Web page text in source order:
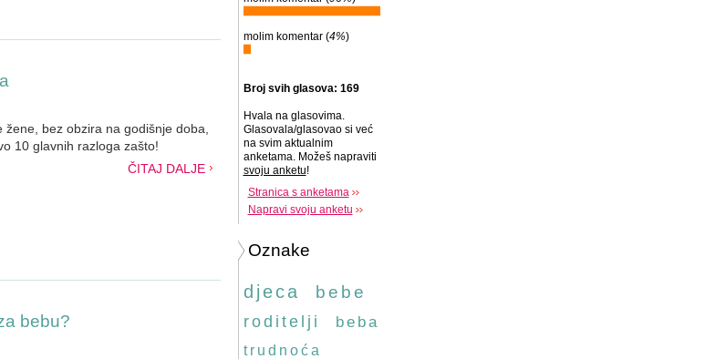
bez obzira na godišnje doba,
10 glavnih razloga zašto!
ČITAJ DALJE
bebu?
molim komentar (4%)
Broj svih glasova: 169
Hvala na glasovima.
Glasovala/glasovao si već
na svim aktualnim
anketama. Možeš napraviti
svoju anketu!
Stranica s anketama
Napravi svoju anketu
Oznake
djeca bebe
roditelji beba
trudnoća